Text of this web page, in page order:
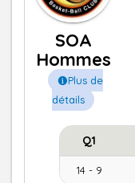
SOA
Hommes
Plus de
détails
Q1
14 - 9